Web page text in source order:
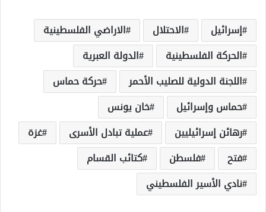
إسرائيل الاحتلال
الاراضي الفلسطينية
الحركة الفلسطينية
الدولة العبرية
اللجنة الدولية للصليب الأحمر
حركة حماس
حماس وإسرائيل
خان يونس
رهائن إسرائيليين
عملية تبادل الأسرى
غزة
فتح
فلسطن
كتائب القسام
نادي الأسير الفلسطيني